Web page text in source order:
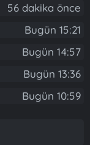
56 dakika önce
Bugün 15:21
Bugün 14:57
Bugün 13:36
Bugün 10:59